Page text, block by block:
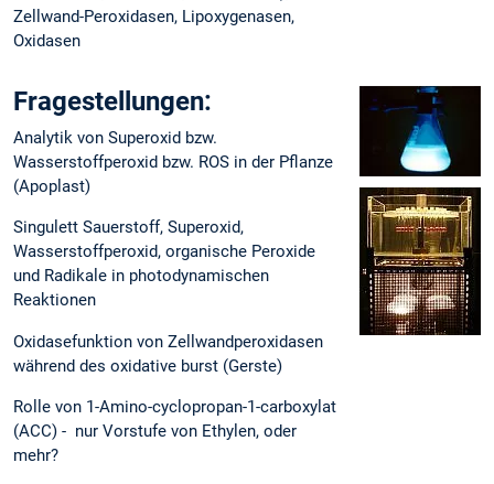
Zellwand-Peroxidasen, Lipoxygenasen,
Oxidasen
Fragestellungen:
Analytik von Superoxid bzw.
Wasserstoffperoxid bzw. ROS in der Pflanze
(Apoplast)
Singulett Sauerstoff, Superoxid,
Wasserstoffperoxid, organische Peroxide
und Radikale in photodynamischen
Reaktionen
Oxidasefunktion von Zellwandperoxidasen
während des oxidative burst (Gerste)
Rolle von 1-Amino-cyclopropan-1-carboxylat
(ACC) - nur Vorstufe von Ethylen, oder
mehr?